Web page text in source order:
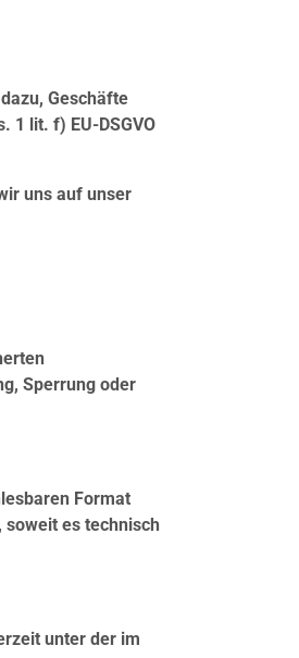
Geschäfte
1 lit. f) EU-DSGVO
uns auf unser
Sperrung oder
Format
es technisch
unter der im